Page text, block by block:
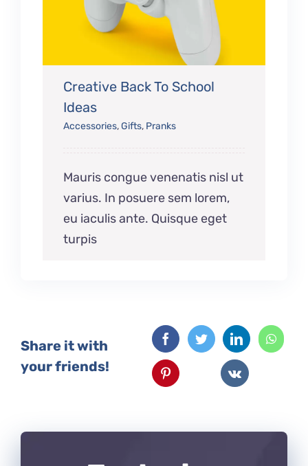
Creative Back To School
Ideas
Accessories,Gifts, Pranks
Mauris congue venenatis nisl ut
varius. In posuere sem lorem,
eu iaculis ante. Quisque eget
turpis
Share it with
your friends!